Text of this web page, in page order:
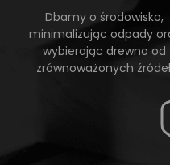
Dbamy o środowisko,
minimalizując odpady
wybierając drewno od
zrównoważonych